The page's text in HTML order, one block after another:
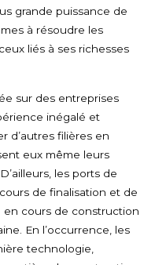
grande puissance de
à résoudre les
liés à ses richesses
sur des entreprises
inégalé et
d’autres filières en
eux même leurs
les ports de
de finalisation et de
cours de construction
En l’occurrence, les
technologie,